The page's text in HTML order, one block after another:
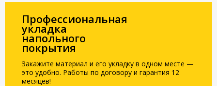
Профессиональная
укладка
напольного
покрытия
Закажите материал и его укладку в одном месте —
это удобно. Работы по договору и гарантия 12
месяцев!